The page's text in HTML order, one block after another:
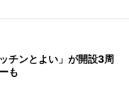
チンとよい」が開設3周
も